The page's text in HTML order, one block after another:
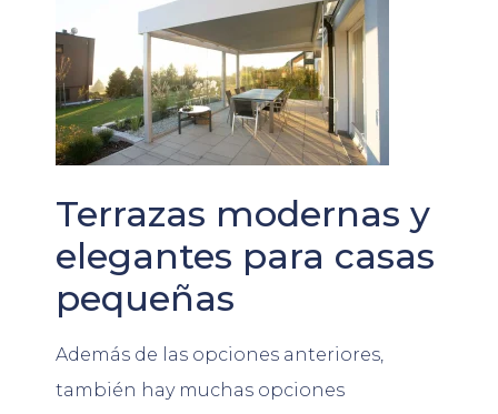
Terrazas modernas y
elegantes para casas
pequeñas
Además de las opciones anteriores,
también hay muchas opciones